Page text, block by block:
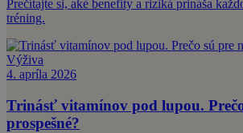
Prečítajte si, aké benefity a riziká prináša
tréning.
Výživa
4. apríla 2026
Trinásť vitamínov pod lupou.
prospešné?